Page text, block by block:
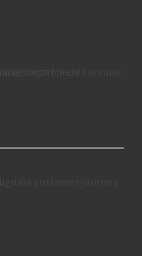
in als marketingmoment
customer journey